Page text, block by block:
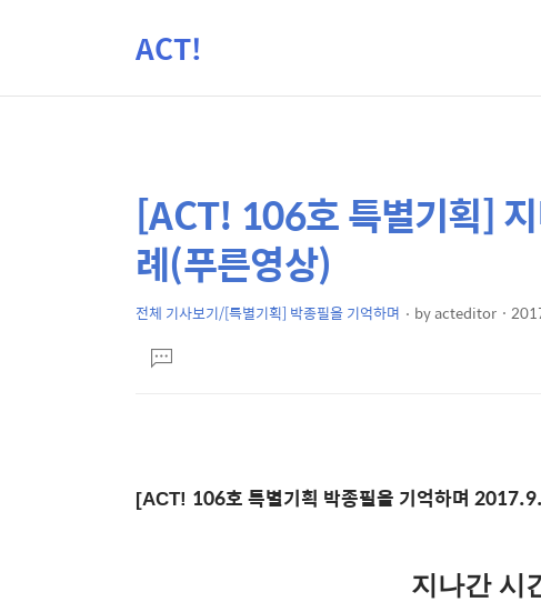
ACT!
상
세
컨
텐
본
문
제
[ACT! 106호 특별기획]
례(푸른영상)
전체 기사보기/[특별기획] 박종필을 기억하며 byacteditor
문댓
글
[ACT! 106호특별기획 박종필을 기억하며
지나간 시